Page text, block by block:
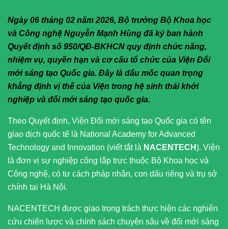
Ngày 06 tháng 02 năm 2026, Bộ trưởng Bộ Khoa học
và Công nghệ Nguyễn Mạnh Hùng đã ký ban hành
Quyết định số 950/QĐ-BKHCN quy định chức năng,
nhiệm vụ, quyền hạn và cơ cấu tổ chức của Viện Đổi
mới sáng tạo Quốc gia. Đây là dấu mốc quan trọng
khẳng định vị thế của Viện trong hệ sinh thái khởi
nghiệp và đổi mới sáng tạo quốc gia.
Theo Quyết định, Viện Đổi mới sáng tạo Quốc gia có tên
giao dịch quốc tế là National Academy for Advanced
Technology and Innovation (viết tắt là NACENTECH). Viện
là đơn vị sự nghiệp công lập trực thuộc Bộ Khoa học và
Công nghệ, có tư cách pháp nhân, con dấu riêng và trụ sở
chính tại Hà Nội.
NACENTECH được giao trọng trách thực hiện các nghiên
cứu chiến lược và chính sách chuyên sâu về đổi mới sáng